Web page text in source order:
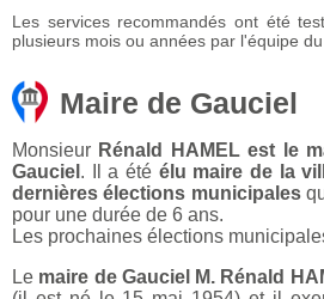
Les services recommandés ont été
plusieurs mois ou années par l'équipe
Maire de Gauciel
Monsieur Rénald HAMEL est le
Gauciel . Il a été élu maire de la
dernières élections municipales
pour une durée de 6 ans.
Les prochaines élections
Le maire de Gauciel M. Rénald